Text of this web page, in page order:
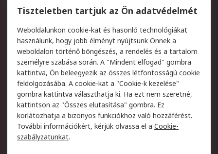
Regisztráció
Szállítás
Termékvisszaküldés
Szolgáltatások
Jogi
Adatvédelmi
szabályzat
Az RS értékesítési
feltételei
Cookie szabályzat
Email biztonság
Webhelyre vonatkozó
feltételek
Weboldal felhasználói
szabályzata
Tiszteletben tartjuk az Ön adatvédelmét
Weboldalunkon cookie-kat és hasonló technológiákat
használunk, hogy jobb élményt nyújtsunk Önnek a
weboldalon történő böngészés, a rendelés és a tartalom
személyre szabása során. A "Mindent elfogad" gombra
kattintva, Ön beleegyezik az összes létfontosságú cookie
feldolgozásába. A cookie-kat a "Cookie-k kezelése"
gombra kattintva választhatja ki. Ha ezt nem szeretné,
kattintson az "Összes elutasítása" gombra. Ez
korlátozhatja a bizonyos funkciókhoz való hozzáférést.
További információkért, kérjük olvassa el a Cookie-
szabályzatunkat.